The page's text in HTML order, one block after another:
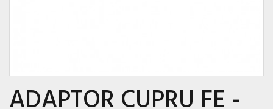
ADAPTOR CUPRU FE -